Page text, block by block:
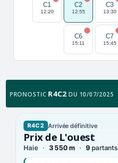
C1
12:20
C2
12:55
C3
13:30
C6
15:11
C7
15:45
PRONOSTIC R4C2 DU 10/07/2025
R4C2 Arrivée définitive
Prix de L'ouest
Haie 3 550 m 9partants